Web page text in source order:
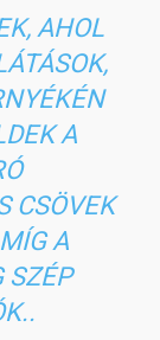
AHOL
A
CSÖVEK
A
SZÉP